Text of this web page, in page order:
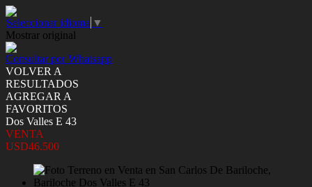
Seleccionar idioma ▼
Mostrar original
Consultar por Whatsapp
VOLVER A
RESULTADOS
AGREGAR A
FAVORITOS
Dos Valles E 43
VENTA
USD46.500